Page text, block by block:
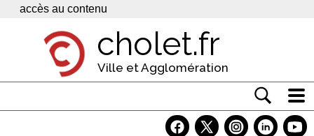
Panneau de gestion des cookies
accès au contenu
cholet.fr
Ville et Agglomération